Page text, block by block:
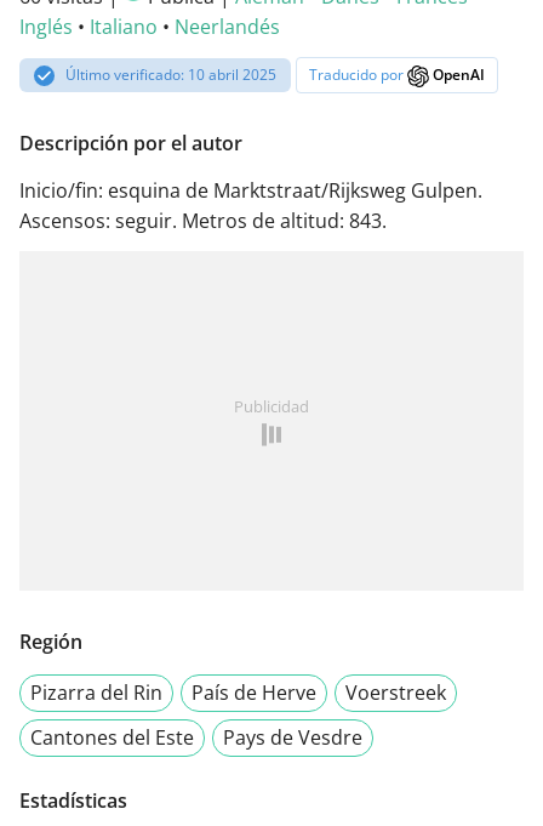
Inglés • Italiano • Neerlandés
Último verificado: 10 abril 2025 Traducido por OpenAI
Descripción por el autor
Inicio/fin: esquina de Marktstraat/Rijksweg Gulpen.
Ascensos: seguir. Metros de altitud: 843.
Publicidad
Región
Pizarra del Rin
País de Herve
Voerstreek
Cantones del Este
Pays de Vesdre
Estadísticas